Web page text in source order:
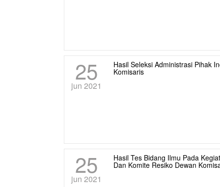
25
jun 2021
Hasil Seleksi Administrasi Pihak
Komisaris
25
jun 2021
Hasil Tes Bidang Ilmu Pada
Dan Komite Resiko Dewan